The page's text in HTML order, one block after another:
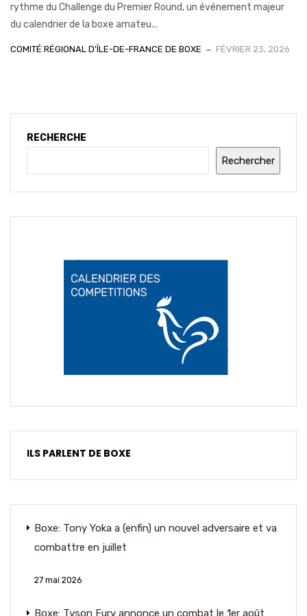
rythme du Challenge du Premier Round, un événement majeur
du calendrier de la boxe amateu...
COMITÉ RÉGIONAL D'ÎLE-DE-FRANCE DE BOXE FÉVRIER 23, 2026
RECHERCHE
Rechercher
ILS PARLENT DE BOXE
Boxe: Tony Yoka a (enfin) un nouvel adversaire et va
combattre en juillet
27 mai 2026
Boxe: Tyson Fury annonce un combat le 1er août